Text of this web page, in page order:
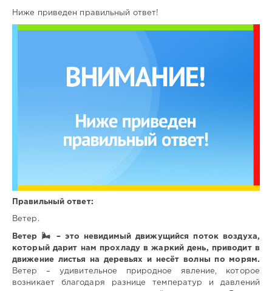
Ниже приведен правильный ответ!
Правильный ответ:
Ветер.
Ветер 🌬️ – это невидимый движущийся поток воздуха,
который дарит нам прохладу в жаркий день, приводит в
движение листья на деревьях и несёт волны по морям.
Ветер – удивительное природное явление, которое
возникает благодаря разнице температур и давлений